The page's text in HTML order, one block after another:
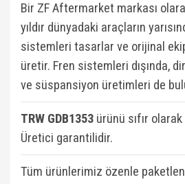
Bir ZF Aftermarket markası
yıldır dünyadaki araçların
sistemleri tasarlar ve orijinal
üretir. Fren sistemleri dışında,
ve süspansiyon üretimleri de
TRW GDB1353 ürünü sıfır
Üretici garantilidir.
Tüm ürünlerimiz özenle